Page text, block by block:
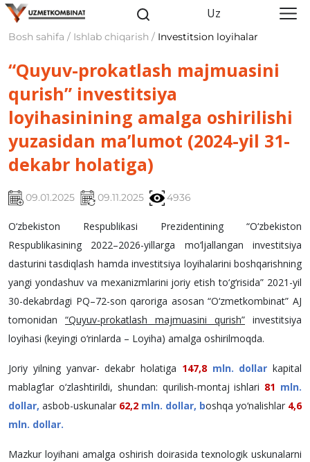
Uz
Bosh sahifa / Ishlab chiqarish / Investitsion loyihalar
“Quyuv-prokatlash majmuasini
qurish” investitsiya
loyihasinining amalga oshirilishi
yuzasidan ma’lumot (2024-yil 31-
dekabr holatiga)
09.01.2025 09.11.2025 4936
O‘zbekiston Respublikasi Prezidentining “O‘zbekiston
Respublikasining 2022–2026-yillarga mo‘ljallangan investitsiya
dasturini tasdiqlash hamda investitsiya loyihalarini boshqarishning
yangi yondashuv va mexanizmlarini joriy etish to‘g‘risida” 2021-yil
30-dekabrdagi PQ–72-son qaroriga asosan “O‘zmetkombinat” AJ
tomonidan “Quyuv-prokatlash majmuasini qurish” investitsiya
loyihasi (keyingi o‘rinlarda – Loyiha) amalga oshirilmoqda.
Joriy yilning yanvar- dekabr holatiga 147,8 mln. dollar kapital
mablag‘lar o‘zlashtirildi, shundan: qurilish-montaj ishlari 81 mln.
dollar, asbob-uskunalar 62,2 mln. dollar, boshqa yo‘nalishlar 4,6
mln. dollar.
Mazkur loyihani amalga oshirish doirasida texnologik uskunalarni